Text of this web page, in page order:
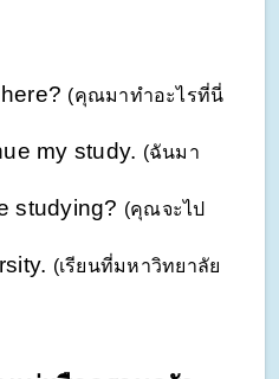
(คุณมาทำอะไรที่นี่
my study. (ฉันมา
studying? (คุณจะไป
(เรียนที่มหาวิทยาลัย